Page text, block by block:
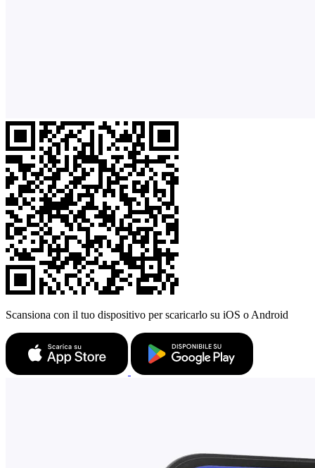
Scansiona con il tuo dispositivo per scaricarlo su iOS o Android